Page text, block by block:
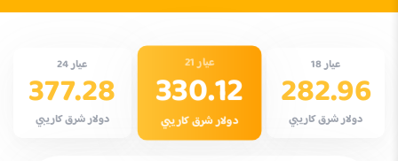
عيار 18
282.96
دولار شرق كاريبي
عيار 21
330.12
دولار شرق كاريبي
عيار 24
377.28
دولار شرق كاريبي